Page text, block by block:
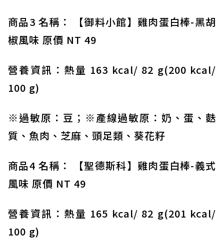
商品3 名稱： 【御料小館】雞肉蛋白棒-黑胡
椒風味 原價 NT 49
營養資訊：熱量 163 kcal/ 82 g(200 kcal/
100 g)
※過敏原：豆；※產線過敏原：奶、蛋、麩
質、魚肉、芝麻、頭足類、葵花籽
商品4 名稱： 【聖德斯科】雞肉蛋白棒-義式
風味 原價 NT 49
營養資訊：熱量 165 kcal/ 82 g(201 kcal/
100 g)